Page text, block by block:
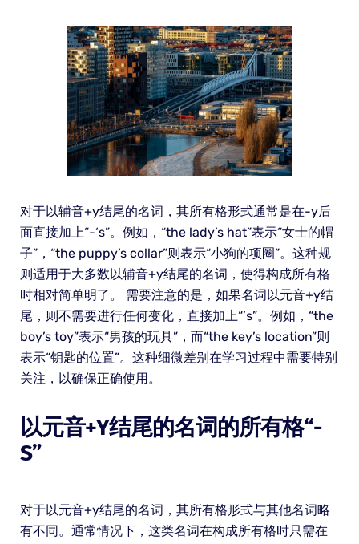
对于以辅音+y结尾的名词，其所有格形式通常是在-y后
面直接加上“-‘s”。例如，“the lady’s hat”表示“女士的帽
子”，“the puppy’s collar”则表示“小狗的项圈”。这种规
则适用于大多数以辅音+y结尾的名词，使得构成所有格
时相对简单明了。 需要注意的是，如果名词以元音+y结
尾，则不需要进行任何变化，直接加上“’s”。例如，“the
boy’s toy”表示“男孩的玩具”，而“the key’s location”则
表示“钥匙的位置”。这种细微差别在学习过程中需要特别
关注，以确保正确使用。
以元音+y结尾的名词的所有格“-
S”
对于以元音+y结尾的名词，其所有格形式与其他名词略
有不同。通常情况下，这类名词在构成所有格时只需在